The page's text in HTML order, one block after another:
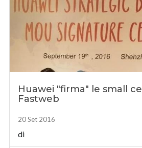
Huawei "firma" le small
Fastweb
20 Set 2016
di